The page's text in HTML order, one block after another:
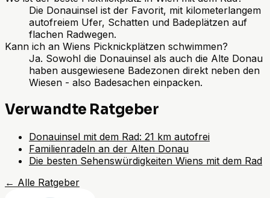
Die Donauinsel ist der Favorit, mit kilometerlangem
autofreiem Ufer, Schatten und Badeplätzen auf
flachen Radwegen.
Kann ich an Wiens Picknickplätzen schwimmen?
Ja. Sowohl die Donauinsel als auch die Alte Donau
haben ausgewiesene Badezonen direkt neben den
Wiesen - also Badesachen einpacken.
Verwandte Ratgeber
Donauinsel mit dem Rad: 21 km autofrei
Familienradeln an der Alten Donau
Die besten Sehenswürdigkeiten Wiens mit dem Rad
← Alle Ratgeber